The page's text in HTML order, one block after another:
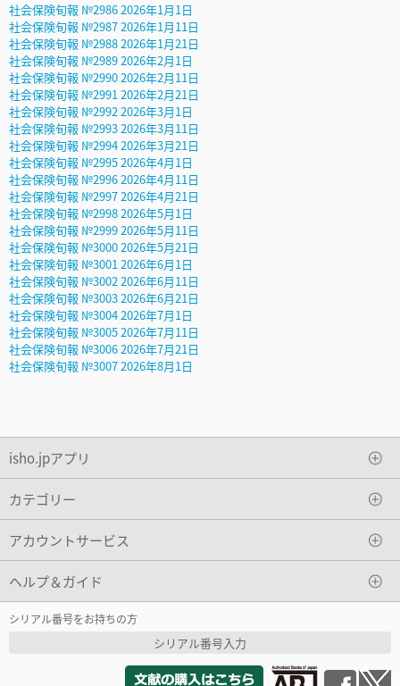
社会保険旬報 №2986 2026年1月1日
社会保険旬報 №2987 2026年1月11日
社会保険旬報 №2988 2026年1月21日
社会保険旬報 №2989 2026年2月1日
社会保険旬報 №2990 2026年2月11日
社会保険旬報 №2991 2026年2月21日
社会保険旬報 №2992 2026年3月1日
社会保険旬報 №2993 2026年3月11日
社会保険旬報 №2994 2026年3月21日
社会保険旬報 №2995 2026年4月1日
社会保険旬報 №2996 2026年4月11日
社会保険旬報 №2997 2026年4月21日
社会保険旬報 №2998 2026年5月1日
社会保険旬報 №2999 2026年5月11日
社会保険旬報 №3000 2026年5月21日
社会保険旬報 №3001 2026年6月1日
社会保険旬報 №3002 2026年6月11日
社会保険旬報 №3003 2026年6月21日
社会保険旬報 №3004 2026年7月1日
社会保険旬報 №3005 2026年7月11日
社会保険旬報 №3006 2026年7月21日
社会保険旬報 №3007 2026年8月1日
isho.jpアプリ
カテゴリー
アカウントサービス
ヘルプ＆ガイド
シリアル番号をお持ちの方
シリアル番号入力